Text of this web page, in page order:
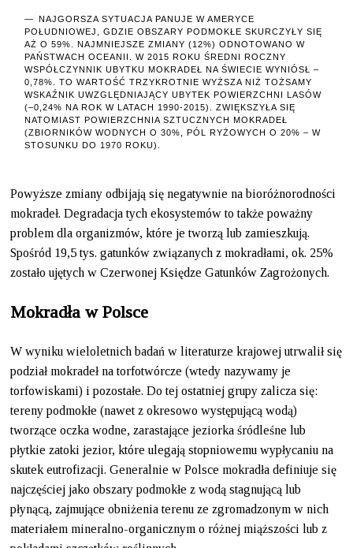
NAJGORSZA SYTUACJA PANUJE W AMERYCE
POŁUDNIOWEJ, GDZIE OBSZARY PODMOKŁE SKURCZYŁY SIĘ
AŻ O 59%. NAJMNIEJSZE ZMIANY (12%) ODNOTOWANO W
PAŃSTWACH OCEANII. W 2015 ROKU ŚREDNI ROCZNY
WSPÓŁCZYNNIK UBYTKU MOKRADEŁ NA ŚWIECIE WYNIÓSŁ –
0,78%. TO WARTOŚĆ TRZYKROTNIE WYŻSZA NIŻ TOŻSAMY
WSKAŹNIK UWZGLĘDNIAJĄCY UBYTEK POWIERZCHNI LASÓW
(–0,24% NA ROK W LATACH 1990-2015). ZWIĘKSZYŁA SIĘ
NATOMIAST POWIERZCHNIA SZTUCZNYCH MOKRADEŁ
(ZBIORNIKÓW WODNYCH O 30%, PÓL RYŻOWYCH O 20% – W
STOSUNKU DO 1970 ROKU).
Powyższe zmiany odbijają się negatywnie na bioróżnorodności
mokradeł. Degradacja tych ekosystemów to także poważny
problem dla organizmów, które je tworzą lub zamieszkują.
Spośród 19,5 tys. gatunków związanych z mokradłami, ok. 25%
zostało ujętych w Czerwonej Księdze Gatunków Zagrożonych.
Mokradła w Polsce
W wyniku wieloletnich badań w literaturze krajowej utrwalił się
podział mokradeł na torfotwórcze (wtedy nazywamy je
torfowiskami) i pozostałe. Do tej ostatniej grupy zalicza się:
tereny podmokłe (nawet z okresowo występującą wodą)
tworzące oczka wodne, zarastające jeziorka śródleśne lub
płytkie zatoki jezior, które ulegają stopniowemu wypłycaniu na
skutek eutrofizacji. Generalnie w Polsce mokradła definiuje się
najczęściej jako obszary podmokłe z wodą stagnującą lub
płynącą, zajmujące obniżenia terenu ze zgromadzonym w nich
materiałem mineralno-organicznym o różnej miąższości lub z